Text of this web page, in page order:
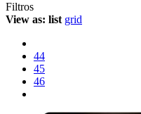
Filtros
View as: list grid
44
45
46